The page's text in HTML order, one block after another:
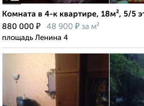
Комната в 4-к квартире, 18м², 5/5
880 000 ₽ 48 900 ₽ за м²
площадь Ленина 4